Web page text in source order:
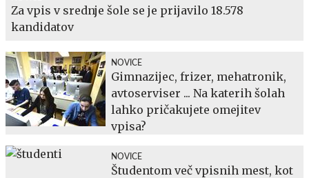
Za vpis v srednje šole se je prijavilo 18.578
kandidatov
NOVICE
Gimnazijec, frizer, mehatronik,
avtoserviser ... Na katerih šolah
lahko pričakujete omejitev
vpisa?
NOVICE
Študentom več vpisnih mest, kot